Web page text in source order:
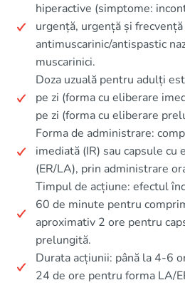
hiperactive (simptome:
urgență, urgență și
antimuscarinic/antispastic
muscarinici.
Doza uzuală pentru adulți
pe zi (forma cu eliberare
pe zi (forma cu eliberare
Forma de administrare:
imediată (IR) sau capsule
(ER/LA), prin administrare
Timpul de acțiune: efectul
60 de minute pentru
aproximativ 2 ore pentru
prelungită.
Durata acțiunii: până la 4-6
24 de ore pentru forma LA/